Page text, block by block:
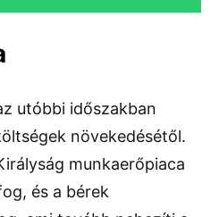
utóbbi időszakban
növekedésétől.
munkaerőpiaca
és a bérek